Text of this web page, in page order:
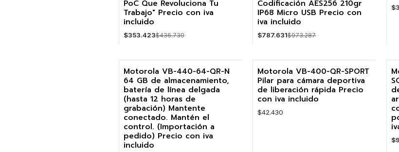
PoC Que Revoluciona Tu
Trabajo" Precio con iva
incluido
$353.423$436.730
Codificación AES256 210gr
IP68 Micro USB Precio con
iva incluido
$787.631$973.287
-18%
Agotado
Motorola VB-440-64-QR-N
64 GB de almacenamiento,
batería de línea delgada
(hasta 12 horas de
grabación) Mantente
conectado. Mantén el
control. (Importación a
pedido) Precio con iva
incluido
Agotado
Motorola VB-400-QR-SPORT
Pilar para cámara deportiva
de liberación rápida Precio
con iva incluido
$42.430